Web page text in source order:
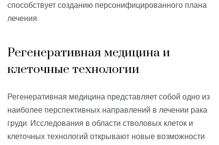
способствует созданию персонифицированного плана
лечения.
Регенеративная медицина и
клеточные технологии
Регенеративная медицина представляет собой одно из
наиболее перспективных направлений в лечении рака
груди. Исследования в области стволовых клеток и
клеточных технологий открывают новые возможности